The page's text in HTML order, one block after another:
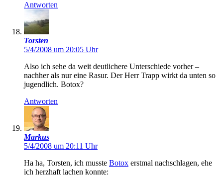
Antworten
Torsten
5/4/2008 um 20:05 Uhr
Also ich sehe da weit deutlichere Unterschiede vorher –
nachher als nur eine Rasur. Der Herr Trapp wirkt da unten so
jugendlich. Botox?
Antworten
Markus
5/4/2008 um 20:11 Uhr
Ha ha, Torsten, ich musste Botox erstmal nachschlagen, ehe
ich herzhaft lachen konnte: